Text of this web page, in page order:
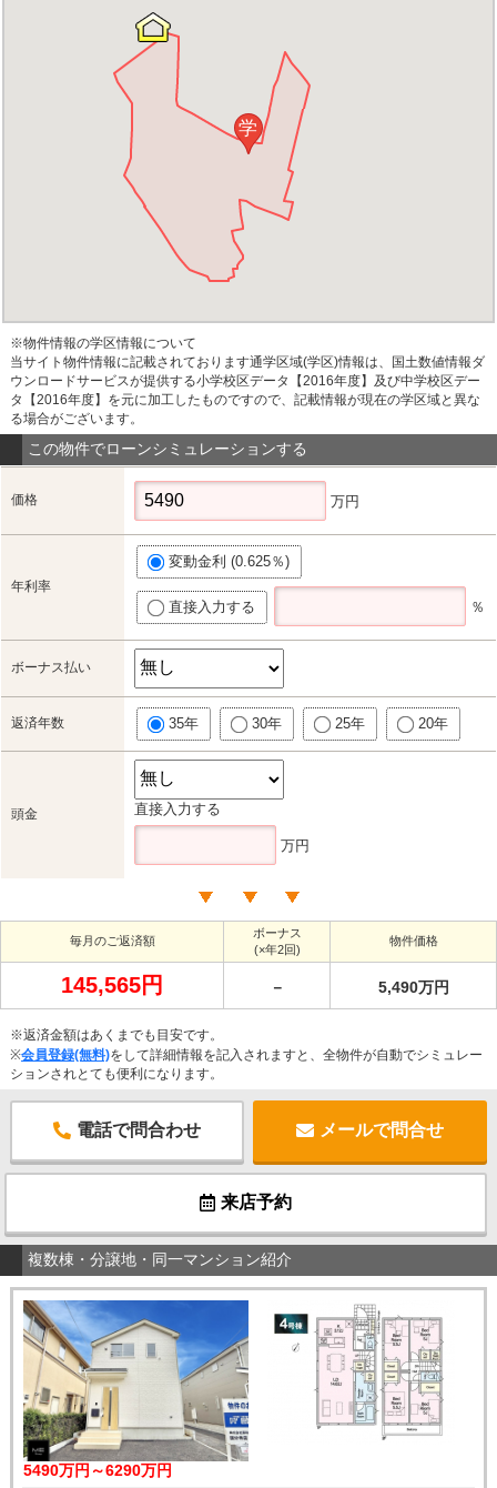
学
※物件情報の学区情報について
当サイト物件情報に記載されております通学区域(学区)情報は、国土数値情報ダ
ウンロードサービスが提供する小学校区データ【2016年度】及び中学校区デー
タ【2016年度】を元に加工したものですので、記載情報が現在の学区域と異な
る場合がございます。
この物件でローンシミュレーションする
価格 万円
年利率
変動金利 (0.625％)
直接入力する ％
ボーナス払い
返済年数 35年 30年 25年 20年
頭金 直接入力する
万円
毎月のご返済額
ボーナス
(×年2回)
物件価格
145,565円 － 5,490万円
※返済金額はあくまでも目安です。
※会員登録(無料)をして詳細情報を記入されますと、全物件が自動でシミュレー
ションされとても便利になります。
電話で問合わせ メールで問合せ
来店予約
複数棟・分譲地・同一マンション紹介
5490万円～6290万円